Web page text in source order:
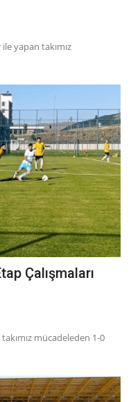
yapan takımız
Çalışmaları
mücadeleden 1-0